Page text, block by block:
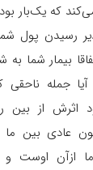
که یک‌بار
رسیدن پول
بیمار شما به
جمله ناحقی
اثرش از
عادی بین ما
ازآن اوست و